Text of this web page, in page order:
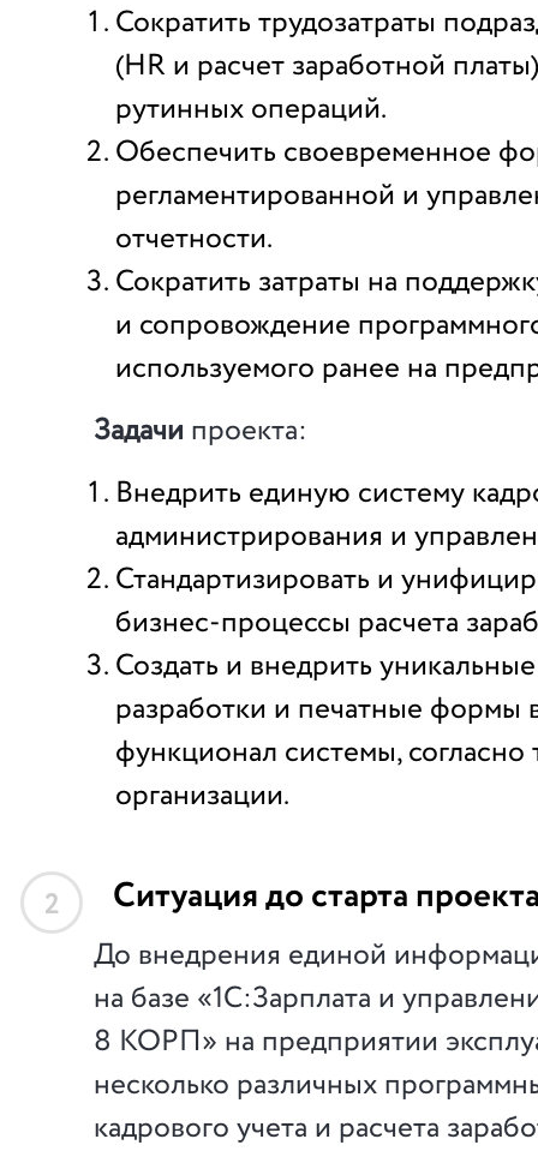
Сократить трудозатраты
(HR и расчет заработной
рутинных операций.
Обеспечить своевременное
регламентированной и
отчетности.
Сократить затраты на
и сопровождение
используемого ранее на
Задачи проекта:
Внедрить единую систему
администрирования и
Стандартизировать и
бизнес-процессы расчета
Создать и внедрить
разработки и печатные формы
функционал системы,
организации.
2 Ситуация до старта
До внедрения единой
на базе «1С:Зарплата и
8 КОРП» на предприятии
несколько различных
кадрового учета и расчета